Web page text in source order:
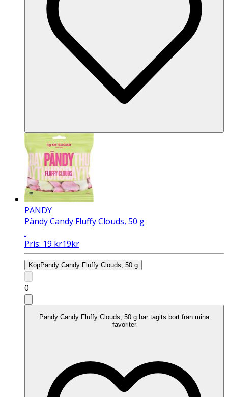
PÄNDY
Pändy Candy Fluffy Clouds, 50 g
.
Pris: 19 kr19kr
KöpPändy Candy Fluffy Clouds, 50 g
0
Pändy Candy Fluffy Clouds, 50 g har tagits bort från mina
favoriter